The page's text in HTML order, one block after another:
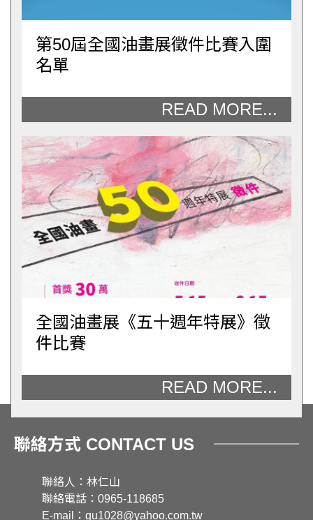
第50屆全國油畫展徵件比賽入圍
名單
READ MORE...
全國油畫展《五十週年特展》徵
件比賽
READ MORE...
聯絡方式 CONTACT US
聯絡人：林仁山
聯絡電話：0965-118685
E-mail：gu1028@yahoo.com.tw